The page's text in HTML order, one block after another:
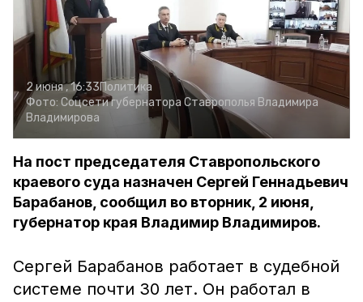
2 июня , 16:33Политика
Фото: Соцсети губернатора Ставрополья Владимира
Владимирова
На пост председателя Ставропольского
краевого суда назначен Сергей Геннадьевич
Барабанов, сообщил во вторник, 2 июня,
губернатор края Владимир Владимиров.
Сергей Барабанов работает в судебной
системе почти 30 лет. Он работал в